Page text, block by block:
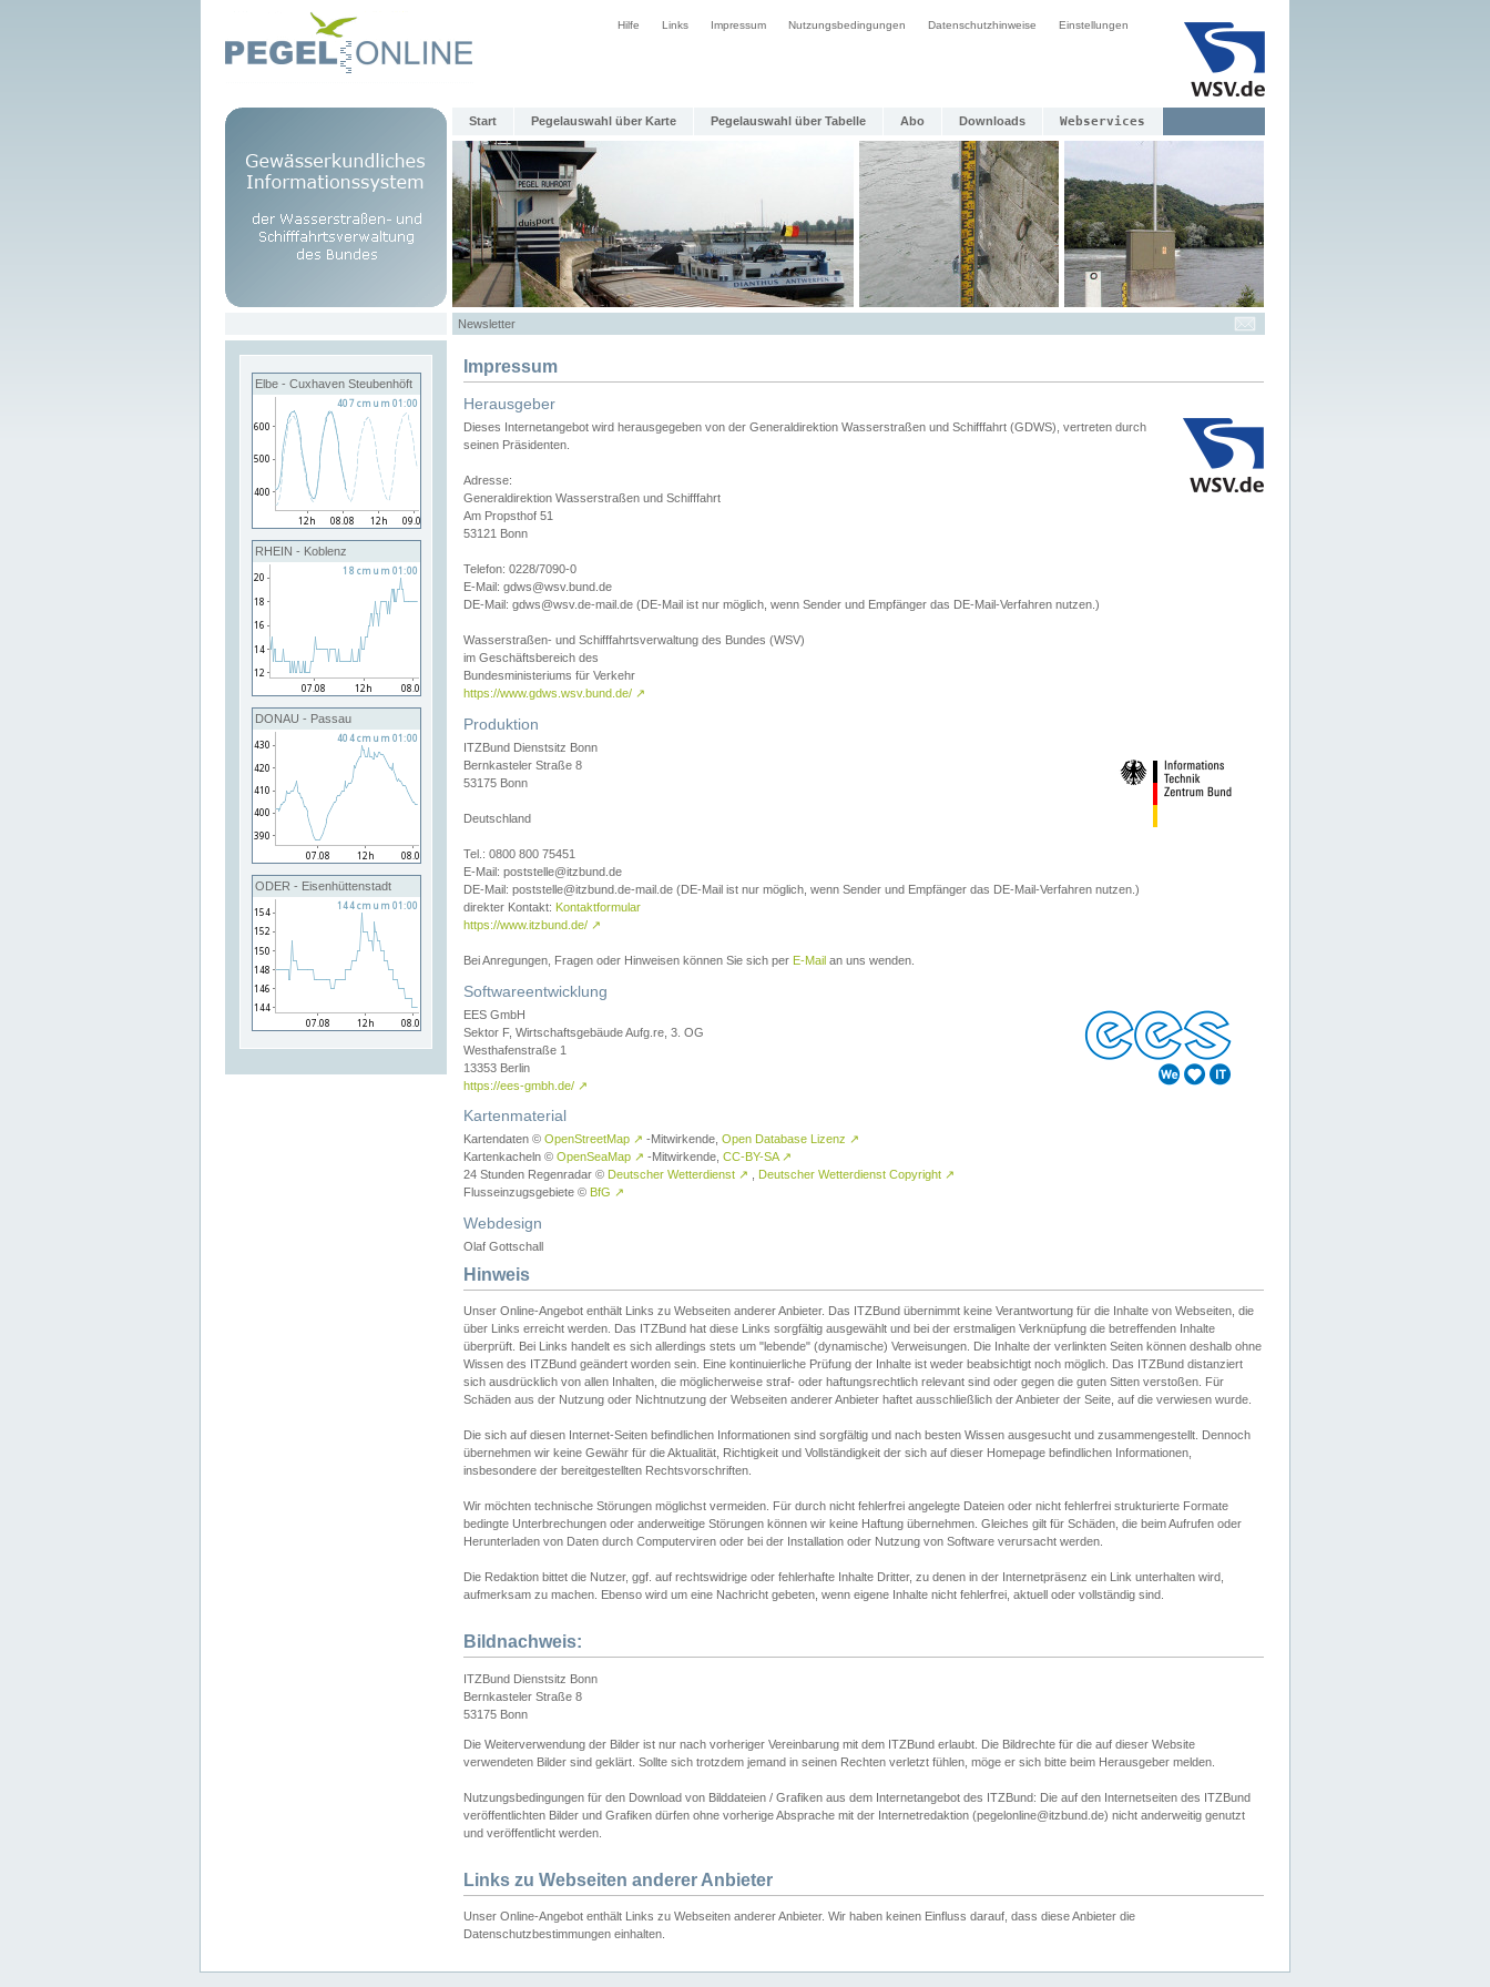
Hilfe Links Impressum Nutzungsbedingungen Datenschutzhinweise Einstellungen
Start Pegelauswahl über Karte Pegelauswahl über Tabelle Abo Downloads Webservices
Newsletter
Elbe - Cuxhaven Steubenhöft
RHEIN - Koblenz
DONAU - Passau
ODER - Eisenhüttenstadt
Impressum
Herausgeber
Dieses Internetangebot wird herausgegeben von der Generaldirektion Wasserstraßen und Schifffahrt (GDWS), vertreten durch
seinen Präsidenten.
Adresse:
Generaldirektion Wasserstraßen und Schifffahrt
Am Propsthof 51
53121 Bonn
Telefon: 0228/7090-0
E-Mail: gdws@wsv.bund.de
DE-Mail: gdws@wsv.de-mail.de (DE-Mail ist nur möglich, wenn Sender und Empfänger das DE-Mail-Verfahren nutzen.)
Wasserstraßen- und Schifffahrtsverwaltung des Bundes (WSV)
im Geschäftsbereich des
Bundesministeriums für Verkehr
https://www.gdws.wsv.bund.de/ ↗
Produktion
ITZBund Dienstsitz Bonn
Bernkasteler Straße 8
53175 Bonn
Deutschland
Tel.: 0800 800 75451
E-Mail: poststelle@itzbund.de
DE-Mail: poststelle@itzbund.de-mail.de (DE-Mail ist nur möglich, wenn Sender und Empfänger das DE-Mail-Verfahren nutzen.)
direkter Kontakt: Kontaktformular
https://www.itzbund.de/ ↗
Bei Anregungen, Fragen oder Hinweisen können Sie sich per E-Mail an uns wenden.
Softwareentwicklung
EES GmbH
Sektor F, Wirtschaftsgebäude Aufg.re, 3. OG
Westhafenstraße 1
13353 Berlin
https://ees-gmbh.de/ ↗
Kartenmaterial
Kartendaten © OpenStreetMap ↗ -Mitwirkende, Open Database Lizenz ↗
Kartenkacheln © OpenSeaMap ↗ -Mitwirkende, CC-BY-SA ↗
24 Stunden Regenradar © Deutscher Wetterdienst ↗ Deutscher Wetterdienst Copyright ↗
Flusseinzugsgebiete © BfG ↗
Webdesign
Olaf Gottschall
Hinweis
Unser Online-Angebot enthält Links zu Webseiten anderer Anbieter. Das ITZBund übernimmt keine Verantwortung für die Inhalte von Webseiten, die
über Links erreicht werden. Das ITZBund hat diese Links sorgfältig ausgewählt und bei der erstmaligen Verknüpfung die betreffenden Inhalte
überprüft. Bei Links handelt es sich allerdings stets um "lebende" (dynamische) Verweisungen. Die Inhalte der verlinkten Seiten können deshalb ohne
Wissen des ITZBund geändert worden sein. Eine kontinuierliche Prüfung der Inhalte ist weder beabsichtigt noch möglich. Das ITZBund distanziert
sich ausdrücklich von allen Inhalten, die möglicherweise straf- oder haftungsrechtlich relevant sind oder gegen die guten Sitten verstoßen. Für
Schäden aus der Nutzung oder Nichtnutzung der Webseiten anderer Anbieter haftet ausschließlich der Anbieter der Seite, auf die verwiesen wurde.
Die sich auf diesen Internet-Seiten befindlichen Informationen sind sorgfältig und nach besten Wissen ausgesucht und zusammengestellt. Dennoch
übernehmen wir keine Gewähr für die Aktualität, Richtigkeit und Vollständigkeit der sich auf dieser Homepage befindlichen Informationen,
insbesondere der bereitgestellten Rechtsvorschriften.
Wir möchten technische Störungen möglichst vermeiden. Für durch nicht fehlerfrei angelegte Dateien oder nicht fehlerfrei strukturierte Formate
bedingte Unterbrechungen oder anderweitige Störungen können wir keine Haftung übernehmen. Gleiches gilt für Schäden, die beim Aufrufen oder
Herunterladen von Daten durch Computerviren oder bei der Installation oder Nutzung von Software verursacht werden.
Die Redaktion bittet die Nutzer, ggf. auf rechtswidrige oder fehlerhafte Inhalte Dritter, zu denen in der Internetpräsenz ein Link unterhalten wird,
aufmerksam zu machen. Ebenso wird um eine Nachricht gebeten, wenn eigene Inhalte nicht fehlerfrei, aktuell oder vollständig sind.
Bildnachweis:
ITZBund Dienstsitz Bonn
Bernkasteler Straße 8
53175 Bonn
Die Weiterverwendung der Bilder ist nur nach vorheriger Vereinbarung mit dem ITZBund erlaubt. Die Bildrechte für die auf dieser Website
verwendeten Bilder sind geklärt. Sollte sich trotzdem jemand in seinen Rechten verletzt fühlen, möge er sich bitte beim Herausgeber melden.
Nutzungsbedingungen für den Download von Bilddateien / Grafiken aus dem Internetangebot des ITZBund: Die auf den Internetseiten des ITZBund
veröffentlichten Bilder und Grafiken dürfen ohne vorherige Absprache mit der Internetredaktion (pegelonline@itzbund.de) nicht anderweitig genutzt
und veröffentlicht werden.
Links zu Webseiten anderer Anbieter
Unser Online-Angebot enthält Links zu Webseiten anderer Anbieter. Wir haben keinen Einfluss darauf, dass diese Anbieter die
Datenschutzbestimmungen einhalten.